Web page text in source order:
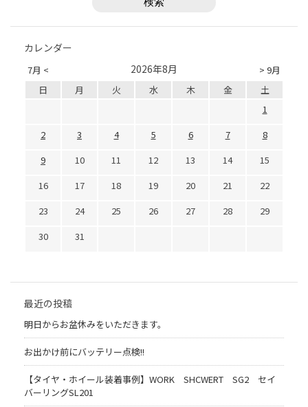
カレンダー
7月 < > 9月
2026年8月
日 月 火 水 木 金
土
1
2
3 4 5 6 7
8
9
10 11 12 13 14
15
16
17 18 19 20 21
22
23
24 25 26 27 28
29
30
31
最近の投稿
明日からお盆休みをいただきます。
お出かけ前にバッテリー点検!!
【タイヤ・ホイール装着事例】WORK SHCWERT SG2 セイ
バーリングSL201